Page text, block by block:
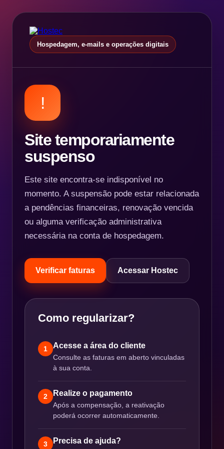
Hospedagem, e-mails e operações digitais
!
Site temporariamente
suspenso
Este site encontra-se indisponível no
momento. A suspensão pode estar relacionada
a pendências financeiras, renovação vencida
ou alguma verificação administrativa
necessária na conta de hospedagem.
Verificar faturas Acessar Hostec
Como regularizar?
1 Acesse a área do cliente
Consulte as faturas em aberto vinculadas
à sua conta.
2 Realize o pagamento
Após a compensação, a reativação
poderá ocorrer automaticamente.
3 Precisa de ajuda?